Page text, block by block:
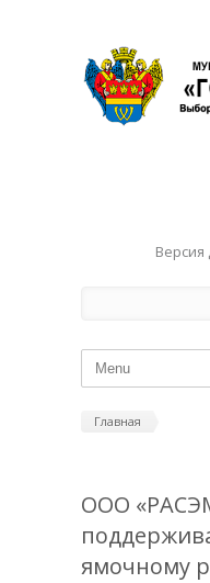
Главная
ООО
ямочному